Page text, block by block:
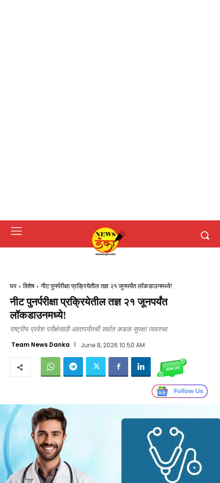
घर विशेष नीट पुनर्परीक्षा प्रक्रियेतील तज्ञ २१ जूनपर्यंत लॉकडाउनमध्ये!
नीट पुनर्परीक्षा प्रक्रियेतील तज्ञ २१ जूनपर्यंत
लॉकडाउनमध्ये!
राष्ट्रीय प्रवेश परीक्षेसाठी आतापर्यंतची सर्वात कडक सुरक्षा व्यवस्था
Team News Danka June 8, 2026 10:50 AM